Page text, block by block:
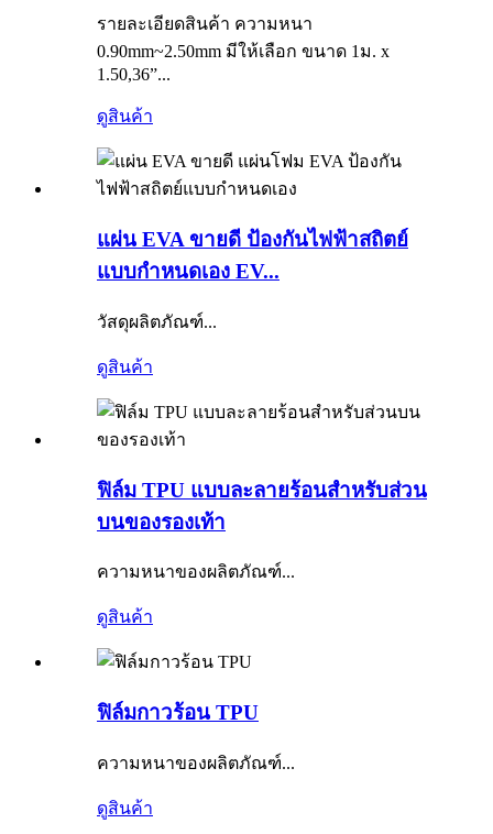
รายละเอียดสินค้า ความหนา
0.90mm~2.50mm มีให้เลือก ขนาด 1ม. x
1.50,36”...
ดูสินค้า
แผ่น EVA ขายดี ป้องกันไฟฟ้าสถิตย์
แบบกำหนดเอง EV...
วัสดุผลิตภัณฑ์...
ดูสินค้า
ฟิล์ม TPU แบบละลายร้อนสำหรับส่วน
บนของรองเท้า
ความหนาของผลิตภัณฑ์...
ดูสินค้า
ฟิล์มกาวร้อน TPU
ความหนาของผลิตภัณฑ์...
ดูสินค้า